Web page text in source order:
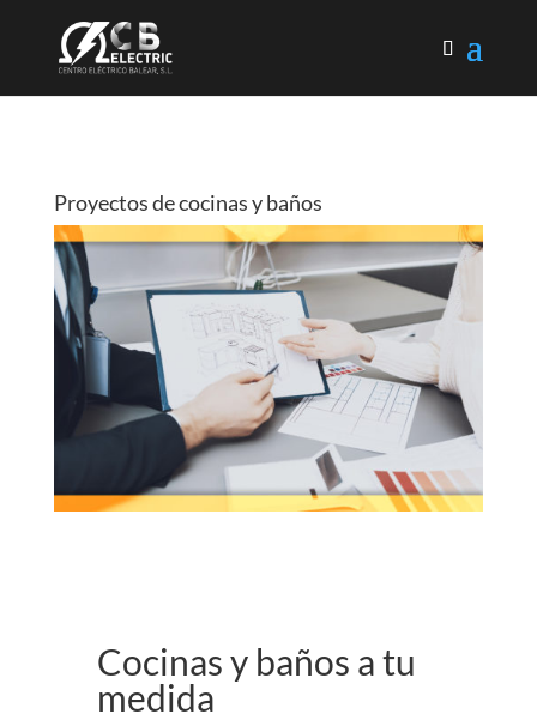
Proyectos de cocinas y baños
Cocinas y baños a tu
medida